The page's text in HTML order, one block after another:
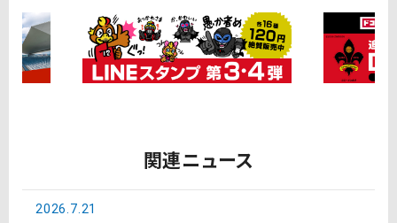
関連ニュース
2026.7.21